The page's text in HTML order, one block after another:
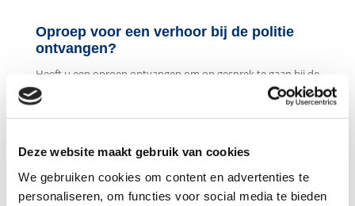
Deze website maakt gebruik van cookies
We gebruiken cookies om content en advertenties te
personaliseren, om functies voor social media te bieden
Oproep voor een verhoor bij de politie
ontvangen?
Heeft u een oproep ontvangen om op gesprek te gaan bij de
politie? Schakel een strafrecht advocaat uit Almere in.
Wanneer u beschuldigd wordt van een misdrijf en er
verhoord. Er zijn hier twee verschillende vormen. Een
verhoor betekent dat u wordt gehoord over een wat er is
gebeurd. Hierna mag u weer naar huis. Een aanhouding en